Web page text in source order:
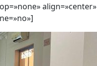
align=»center»